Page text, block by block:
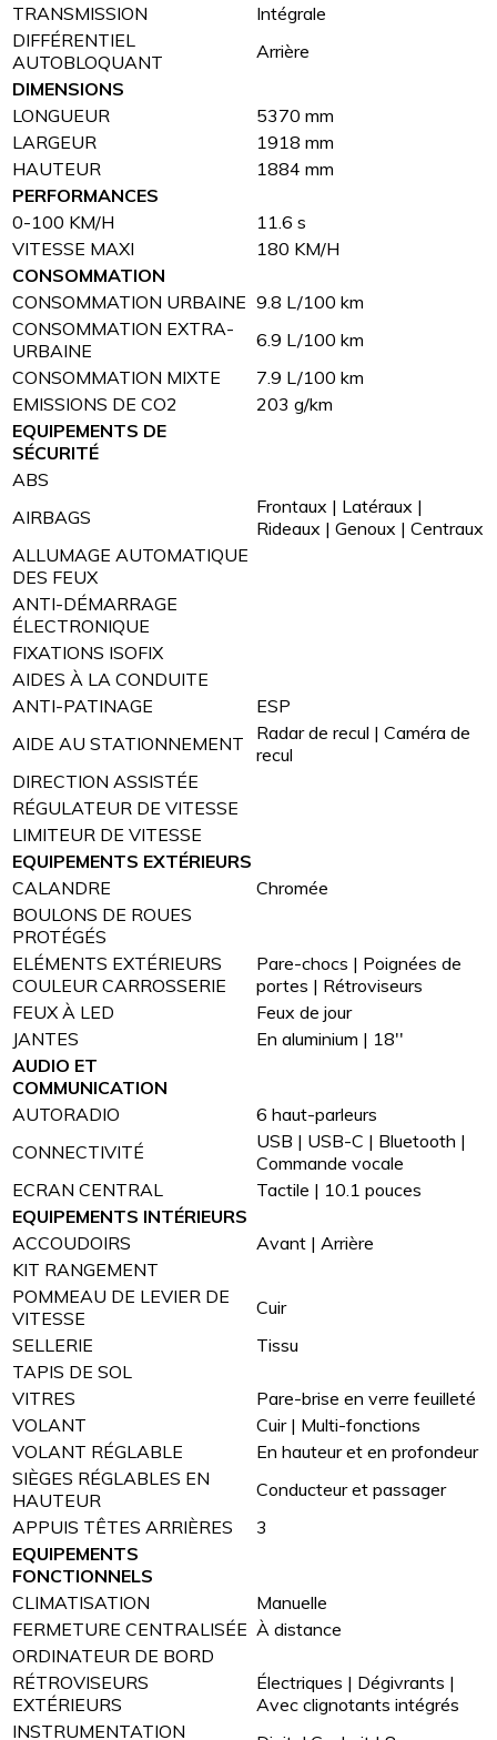
TRANSMISSION
Intégrale
DIFFÉRENTIEL
AUTOBLOQUANT
Arrière
DIMENSIONS
LONGUEUR
5370 mm
LARGEUR
1918 mm
HAUTEUR
1884 mm
PERFORMANCES
0-100 KM/H
11.6 s
VITESSE MAXI
180 KM/H
CONSOMMATION
CONSOMMATION URBAINE 9.8 L/100 km
CONSOMMATION EXTRA-
URBAINE
6.9 L/100 km
CONSOMMATION MIXTE
7.9 L/100 km
EMISSIONS DE CO2
203 g/km
EQUIPEMENTS DE
SÉCURITÉ
ABS
AIRBAGS
Frontaux | Latéraux |
Rideaux | Genoux | Centraux
ALLUMAGE AUTOMATIQUE
DES FEUX
ANTI-DÉMARRAGE
ÉLECTRONIQUE
FIXATIONS ISOFIX
AIDES À LA CONDUITE
ANTI-PATINAGE
ESP
AIDE AU STATIONNEMENT
Radar de recul | Caméra de
recul
DIRECTION ASSISTÉE
RÉGULATEUR DE VITESSE
LIMITEUR DE VITESSE
EQUIPEMENTS EXTÉRIEURS
CALANDRE
Chromée
BOULONS DE ROUES
PROTÉGÉS
ELÉMENTS EXTÉRIEURS
COULEUR CARROSSERIE
Pare-chocs | Poignées de
portes | Rétroviseurs
FEUX À LED
Feux de jour
JANTES
En aluminium | 18''
AUDIO ET
COMMUNICATION
AUTORADIO
6 haut-parleurs
CONNECTIVITÉ
USB | USB-C | Bluetooth |
Commande vocale
ECRAN CENTRAL
Tactile | 10.1 pouces
EQUIPEMENTS INTÉRIEURS
ACCOUDOIRS
Avant | Arrière
KIT RANGEMENT
POMMEAU DE LEVIER DE
VITESSE
Cuir
SELLERIE
Tissu
TAPIS DE SOL
VITRES
Pare-brise en verre feuilleté
VOLANT
Cuir | Multi-fonctions
VOLANT RÉGLABLE
En hauteur et en profondeur
SIÈGES RÉGLABLES EN
HAUTEUR
Conducteur et passager
APPUIS TÊTES ARRIÈRES
3
EQUIPEMENTS
FONCTIONNELS
CLIMATISATION
Manuelle
FERMETURE CENTRALISÉE À distance
ORDINATEUR DE BORD
RÉTROVISEURS
EXTÉRIEURS
Électriques | Dégivrants |
Avec clignotants intégrés
INSTRUMENTATION